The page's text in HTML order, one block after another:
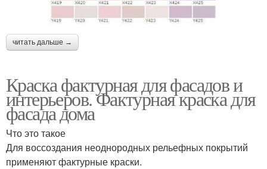
читать дальше →
Краска фактурная для фасадов и
интерьеров. Фактурная краска для
фасада дома
Что это такое
Для воссоздания неоднородных рельефных покрытий
применяют фактурные краски.